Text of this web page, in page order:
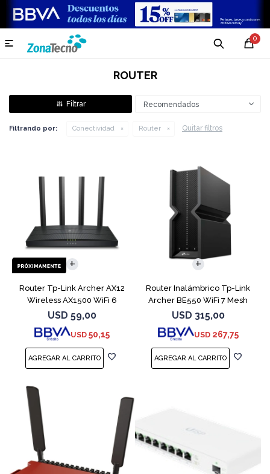
0

ROUTER
Recomendados
Filtrando por: Conectividad Router Quitar filtros
Router Tp-Link Archer AX12
Wireless AX1500 WiFi 6
USD 59,00
USD 50,15
Router Inalámbrico Tp-Link
Archer BE550 WiFi 7 Mesh
USD 315,00
USD 267,75